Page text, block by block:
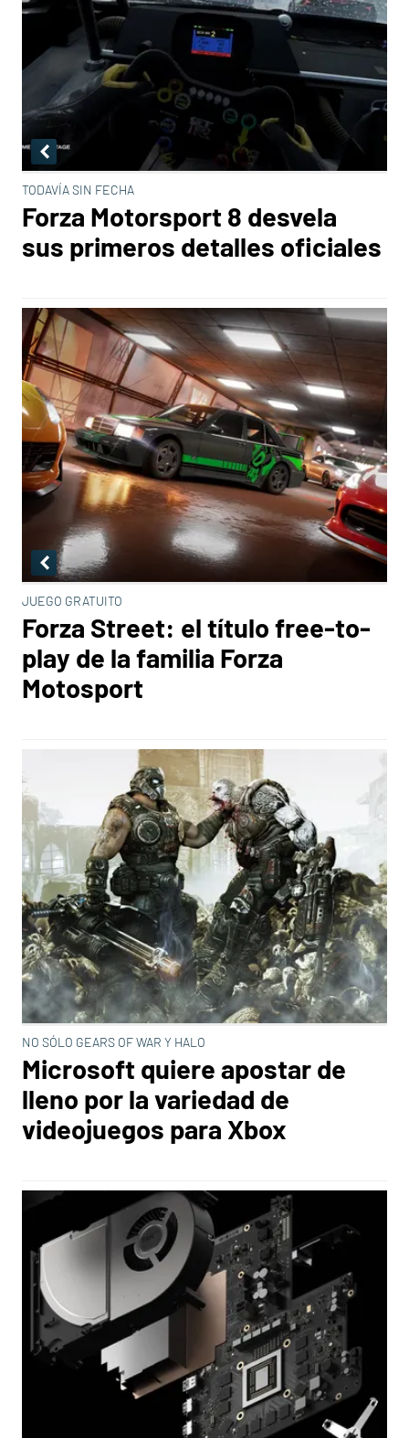
TODAVÍA SIN FECHA
Forza Motorsport 8 desvela
sus primeros detalles oficiales
JUEGO GRATUITO
Forza Street: el título free-to-
play de la familia Forza
Motosport
NO SÓLO GEARS OF WAR Y HALO
Microsoft quiere apostar de
lleno por la variedad de
videojuegos para Xbox